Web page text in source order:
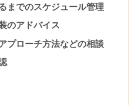
までのスケジュール管理
のアドバイス
プローチ方法などの相談